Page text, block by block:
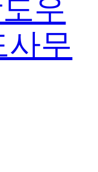
우
사무